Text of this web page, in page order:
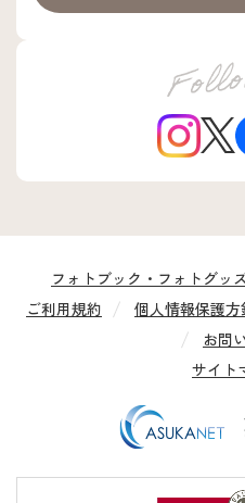
フォトブック・フォトグッ
ご利用規約
個人情報保護方
お問
サイト